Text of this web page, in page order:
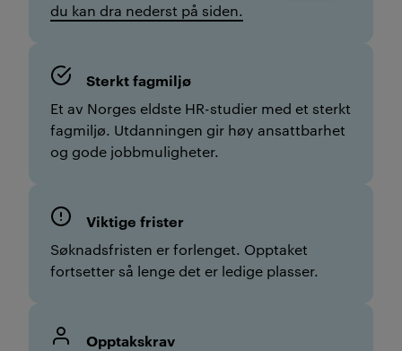
du kan dra nederst på siden.
Sterkt fagmiljø
Et av Norges eldste HR-studier med et sterkt
fagmiljø. Utdanningen gir høy ansattbarhet
og gode jobbmuligheter.
Viktige frister
Søknadsfristen er forlenget. Opptaket
fortsetter så lenge det er ledige plasser.
Opptakskrav